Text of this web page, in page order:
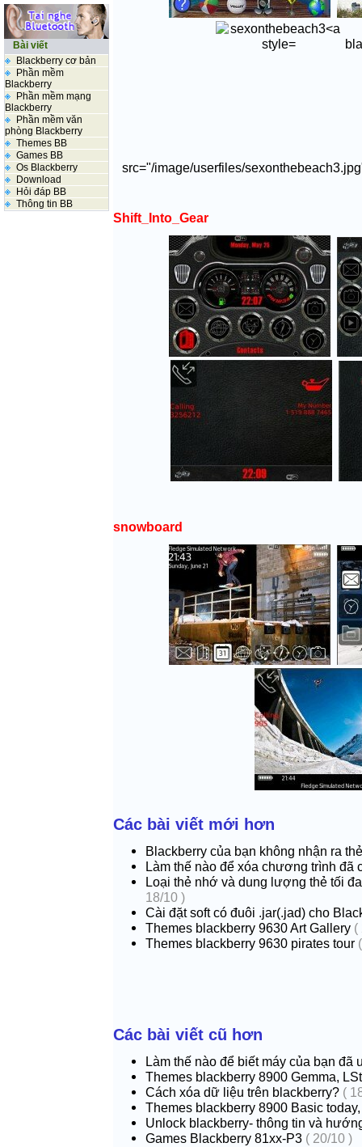
src="/image/userfiles/
Shift_Into_Gear
snowboard
Các bài viết mới hơn
Blackberry của bạn không nhận ra
Làm thế nào để xóa chương trình đã
Loại thẻ nhớ và dung lượng thẻ tối
18/10 )
Cài đặt soft có đuôi .jar(.jad) cho
Themes blackberry 9630 Art Gallery (
Themes blackberry 9630 pirates tour
Các bài viết cũ hơn
Làm thế nào để biết máy của bạn đã
Themes blackberry 8900 Gemma,
Cách xóa dữ liệu trên blackberry? (
Themes blackberry 8900 Basic
Unlock blackberry- thông tin và
Games Blackberry 81xx-P3 ( 20/10 )
Bài viết
Blackberry cơ bản
Phần mềm
Blackberry
Phần mềm mạng
Blackberry
Phần mềm văn
phòng Blackberry
Themes BB
Games BB
Os Blackberry
Download
Hỏi đáp BB
Thông tin BB